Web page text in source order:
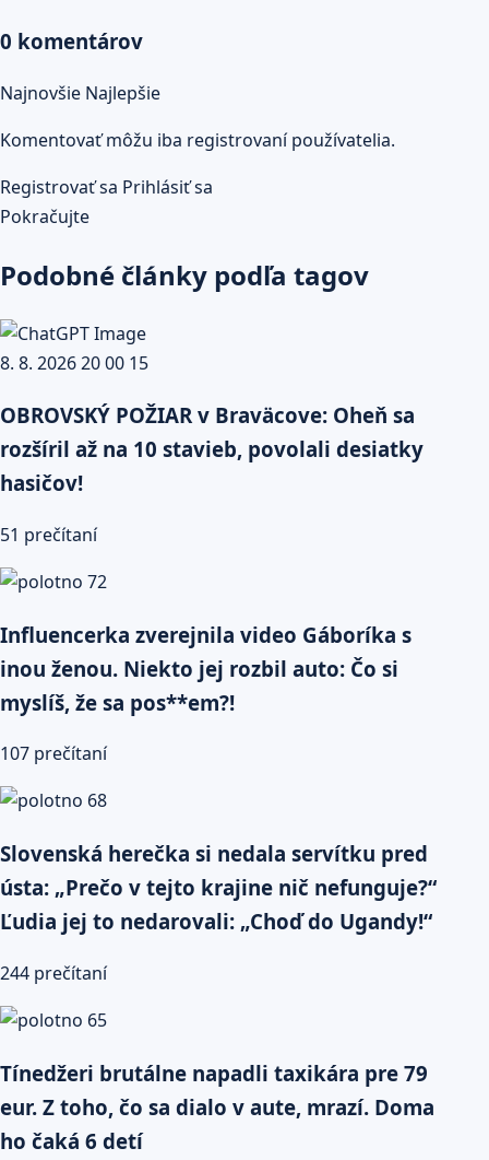
0 komentárov
Najnovšie Najlepšie
Komentovať môžu iba registrovaní používatelia.
Registrovať sa Prihlásiť sa
Pokračujte
Podobné články podľa tagov
OBROVSKÝ POŽIAR v Braväcove: Oheň sa
rozšíril až na 10 stavieb, povolali desiatky
hasičov!
51 prečítaní
Influencerka zverejnila video Gáboríka s
inou ženou. Niekto jej rozbil auto: Čo si
myslíš, že sa pos**em?!
107 prečítaní
Slovenská herečka si nedala servítku pred
ústa: „Prečo v tejto krajine nič nefunguje?“
Ľudia jej to nedarovali: „Choď do Ugandy!“
244 prečítaní
Tínedžeri brutálne napadli taxikára pre 79
eur. Z toho, čo sa dialo v aute, mrazí. Doma
ho čaká 6 detí